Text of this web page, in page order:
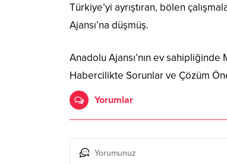
Türkiye’yi ayrıştıran, bölen
Ajansı’na düşmüş.
Anadolu Ajansı’nın ev
Habercilikte Sorunlar ve Çözüm
Yorumlar